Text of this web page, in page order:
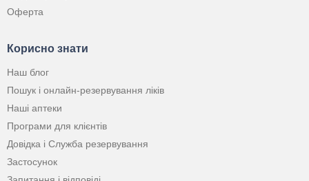
Оферта
Корисно знати
Наш блог
Пошук і онлайн-резервування ліків
Наші аптеки
Програми для клієнтів
Довідка і Служба резервування
Застосунок